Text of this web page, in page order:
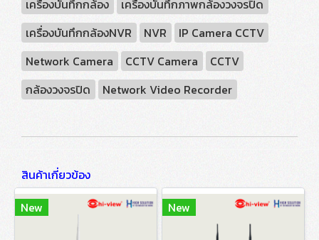
เครื่องบันทึกกล้อง
เครื่องบันทึกภาพกล้องวงจรปิด
เครื่องบันทึกกล้องNVR
NVR
IP Camera CCTV
Network Camera
CCTV Camera
CCTV
กล้องวงจรปิด
Network Video Recorder
สินค้าเกี่ยวข้อง
New
New